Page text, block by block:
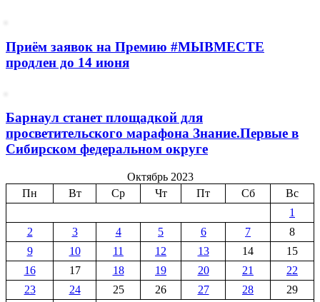
Приём заявок на Премию #МЫВМЕСТЕ
продлен до 14 июня
Барнаул станет площадкой для
просветительского марафона Знание.Первые в
Сибирском федеральном округе
Октябрь 2023
Пн
Вт Ср Чт Пт Сб
Вс
1
2
3 4 5 6 7
8
9
10 11 12 13 14
15
16
17 18 19 20 21
22
23
24 25 26 27 28
29